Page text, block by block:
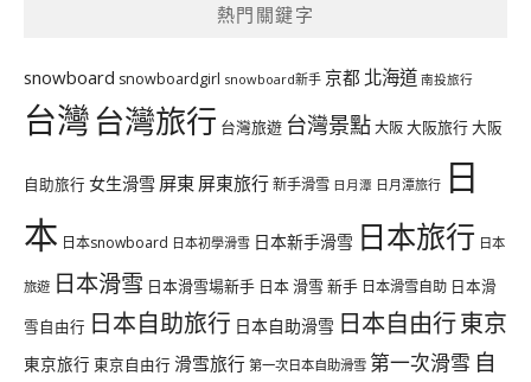
熱門關鍵字
snowboard snowboardgirl snowboard新手 京都 北海道 南投旅行
台灣台灣旅行 台灣旅遊 台灣景點大阪大阪旅行大阪
自助旅行 女生滑雪 屏東 屏東旅行新手滑雪 日月潭 日月潭旅行 日
本 日本snowboard 日本初學滑雪 日本新手滑雪 日本旅行 日本
旅遊 日本滑雪 日本滑雪場新手 日本 滑雪 新手 日本滑雪自助 日本滑
雪自由行 日本自助旅行 日本自助滑雪 日本自由行東京
東京旅行 東京自由行 滑雪旅行 第一次日本自助滑雪 第一次滑雪 自